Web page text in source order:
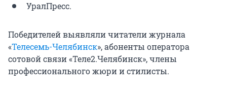
УралПресс.
Победителей выявляли читатели журнала
«Телесемь-Челябинск», абоненты оператора
сотовой связи «Теле2.Челябинск», члены
профессионального жюри и стилисты.